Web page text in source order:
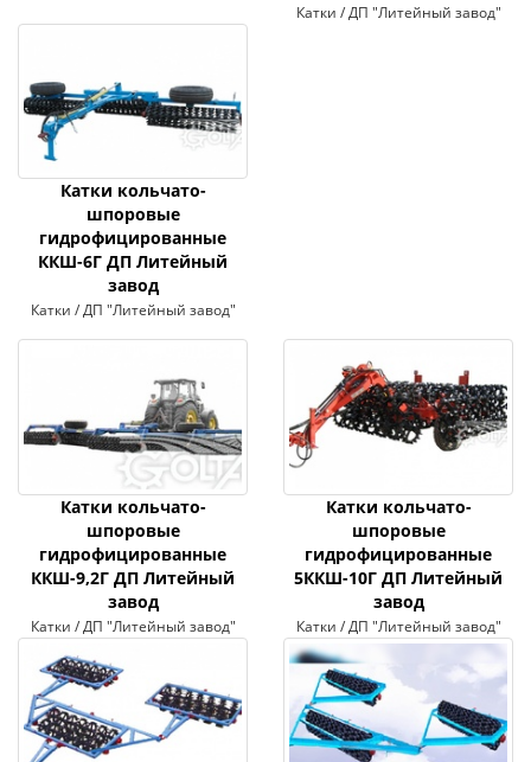
Катки / ДП "Литейный завод"
Катки кольчато-
шпоровые
гидрофицированные
ККШ-6Г ДП Литейный
завод
Катки / ДП "Литейный завод"
Катки кольчато-
шпоровые
гидрофицированные
ККШ-9,2Г ДП Литейный
завод
Катки / ДП "Литейный завод"
Катки кольчато-
шпоровые
гидрофицированные
5ККШ-10Г ДП Литейный
завод
Катки / ДП "Литейный завод"